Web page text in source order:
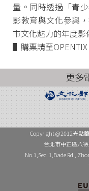
量。同時透過「青
影教育與文化參與
市文化魅力的年度影
▌購票請至OPENTIX
更多
Copyright @2012光點
台北市中正區八
No.1,Sec. 1,Bade Rd.,